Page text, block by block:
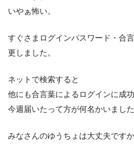
いやぁ怖い。
すぐさまログインパスワード・合
更しました。
ネットで検索すると
他にも合言葉によるログインに成
今週届いたって方が何名かいました
みなさんのゆうちょは大丈夫です